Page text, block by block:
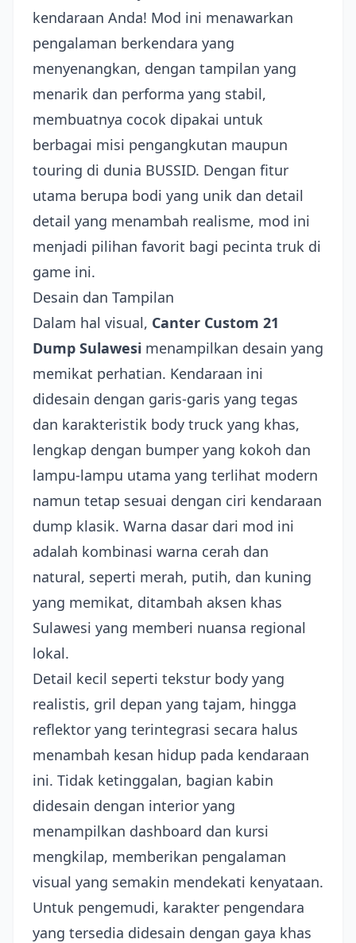
kendaraan Anda! Mod ini menawarkan
pengalaman berkendara yang
menyenangkan, dengan tampilan yang
menarik dan performa yang stabil,
membuatnya cocok dipakai untuk
berbagai misi pengangkutan maupun
touring di dunia BUSSID. Dengan fitur
utama berupa bodi yang unik dan detail
detail yang menambah realisme, mod ini
menjadi pilihan favorit bagi pecinta truk di
game ini.
Desain dan Tampilan
Dalam hal visual, Canter Custom 21
Dump Sulawesi menampilkan desain yang
memikat perhatian. Kendaraan ini
didesain dengan garis-garis yang tegas
dan karakteristik body truck yang khas,
lengkap dengan bumper yang kokoh dan
lampu-lampu utama yang terlihat modern
namun tetap sesuai dengan ciri kendaraan
dump klasik. Warna dasar dari mod ini
adalah kombinasi warna cerah dan
natural, seperti merah, putih, dan kuning
yang memikat, ditambah aksen khas
Sulawesi yang memberi nuansa regional
lokal.
Detail kecil seperti tekstur body yang
realistis, gril depan yang tajam, hingga
reflektor yang terintegrasi secara halus
menambah kesan hidup pada kendaraan
ini. Tidak ketinggalan, bagian kabin
didesain dengan interior yang
menampilkan dashboard dan kursi
mengkilap, memberikan pengalaman
visual yang semakin mendekati kenyataan.
Untuk pengemudi, karakter pengendara
yang tersedia didesain dengan gaya khas